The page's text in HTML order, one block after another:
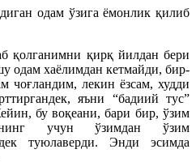
одам ўзига ёмонлик қилиб
қолганимни қирқ йилдан бери
одам хаёлимдан кетмайди, бир-
чоғландим, лекин ёзсам, худди
яъни “бадиий тус”
бу воқеани, бари бир, ўзим
учун ўзимдан ўзим
туюлаверди. Энди эсимда